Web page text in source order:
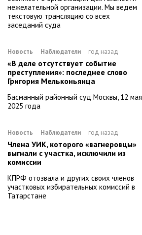
нежелательной организации. Мы ведем
текстовую трансляцию со всех
заседаний суда
Новость Наблюдатели год назад
«В деле отсутствует событие
преступления»: последнее слово
Григория Мельконьянца
Басманный районный суд Москвы, 12 мая
2025 года
Новость Наблюдатели год назад
Члена УИК, которого «вагнеровцы»
выгнали с участка, исключили из
комиссии
КПРФ отозвала и других своих членов
участковых избирательных комиссий в
Татарстане